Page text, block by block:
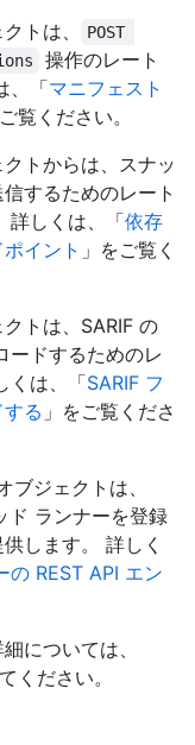
トは、
POST
操作のレート
、「マニフェスト
覧ください。
トからは、スナッ
するためのレート
詳しくは、「依存
イント 」をご覧く
トは、SARIF の
ードするためのレ
くは、「SARIF フ
る 」をご覧くださ
ブジェクトは、
ランナーを登録
します。 詳しく
の REST API エン
については、
ください。